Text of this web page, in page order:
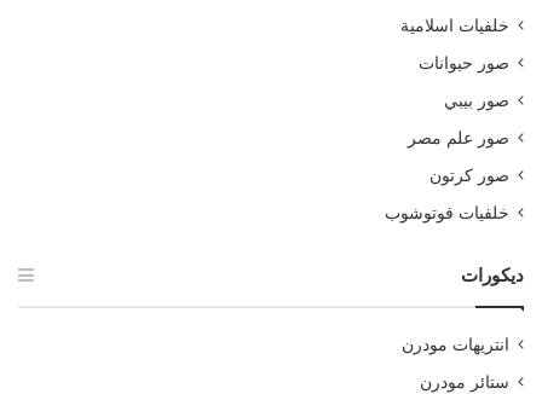
خلفيات اسلامية
صور حيوانات
صور بيبي
صور علم مصر
صور كرتون
خلفيات فوتوشوب
ديكورات
انتريهات مودرن
ستائر مودرن